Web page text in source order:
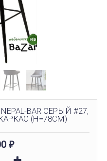
BAR СЕРЫЙ #27,
(H=78CM)
₽